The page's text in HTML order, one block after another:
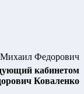
кабинетом
Коваленко